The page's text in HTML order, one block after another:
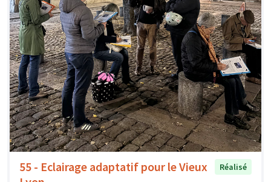
55 - Eclairage adaptatif pour le Vieux
Réalisé